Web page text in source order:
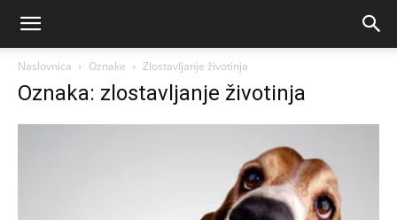
Naslovnica Oznake Zlostavljanje životinja
Oznaka: zlostavljanje životinja